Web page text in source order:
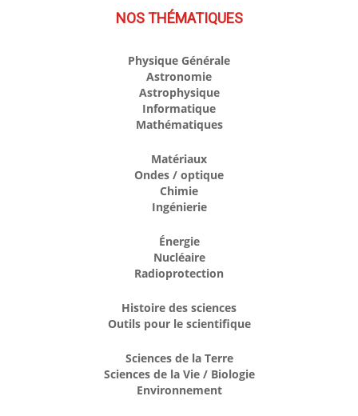
NOS THÉMATIQUES
Physique Générale
Astronomie
Astrophysique
Informatique
Mathématiques
Matériaux
Ondes / optique
Chimie
Ingénierie
Énergie
Nucléaire
Radioprotection
Histoire des sciences
Outils pour le scientifique
Sciences de la Terre
Sciences de la Vie / Biologie
Environnement